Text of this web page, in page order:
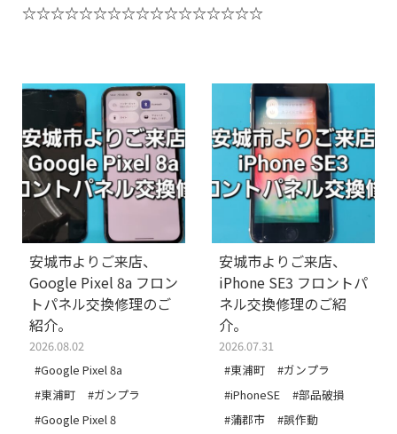
☆☆☆☆☆☆☆☆☆☆☆☆☆☆☆☆☆
安城市よりご来店、
Google Pixel 8a フロン
トパネル交換修理のご
紹介。
2026.08.02
#Google Pixel 8a
#東浦町
#ガンプラ
#Google Pixel 8
安城市よりご来店、
iPhone SE3 フロントパ
ネル交換修理のご紹
介。
2026.07.31
#東浦町
#ガンプラ
#iPhoneSE
#部品破損
#蒲郡市
#誤作動